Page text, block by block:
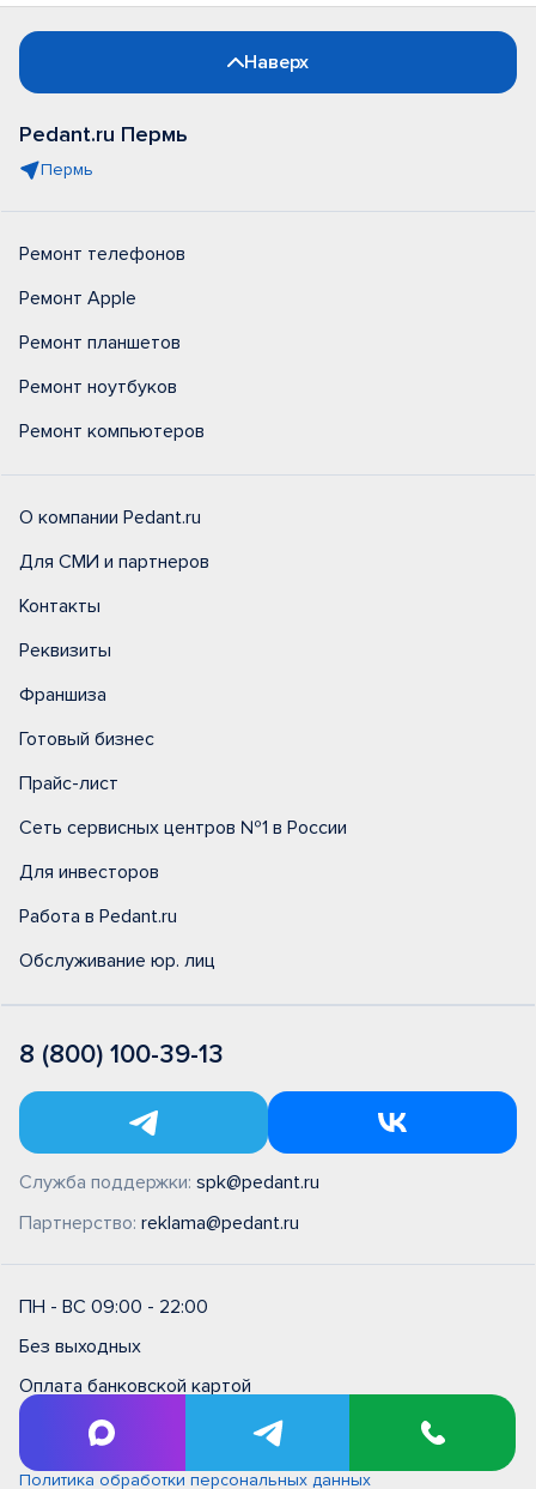
Наверх
Pedant.ru Пермь
Пермь
Ремонт телефонов
Ремонт Apple
Ремонт планшетов
Ремонт ноутбуков
Ремонт компьютеров
О компании Pedant.ru
Для СМИ и партнеров
Контакты
Реквизиты
Франшиза
Готовый бизнес
Прайс-лист
Сеть сервисных центров №1 в России
Для инвесторов
Работа в Pedant.ru
Обслуживание юр. лиц
8 (800) 100-39-13
Служба поддержки: spk@pedant.ru
Партнерство: reklama@pedant.ru
ПН - ВС 09:00 - 22:00
Без выходных
Оплата банковской картой
Правила и условия на выполнение ремонтных работ в
сервисном центре типовые (единые)
Политика обработки персональных данных